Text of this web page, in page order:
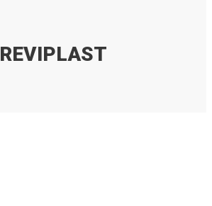
REVIPLAST